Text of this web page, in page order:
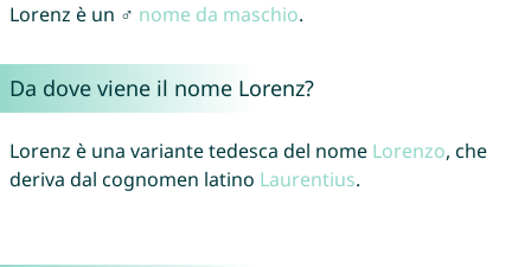
Lorenz è un ♂ nome da maschio.
Da dove viene il nome Lorenz?
Lorenz è una variante tedesca del nome Lorenzo, che
deriva dal cognomen latino Laurentius.